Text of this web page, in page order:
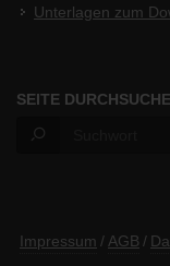
Unterlagen zum
SEITE
Impressum / AGB /